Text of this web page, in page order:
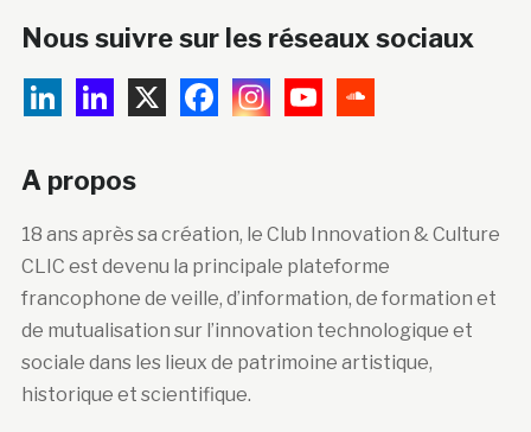
Nous suivre sur les réseaux sociaux
A propos
18 ans après sa création, le Club Innovation & Culture
CLIC est devenu la principale plateforme
francophone de veille, d’information, de formation et
de mutualisation sur l’innovation technologique et
sociale dans les lieux de patrimoine artistique,
historique et scientifique.